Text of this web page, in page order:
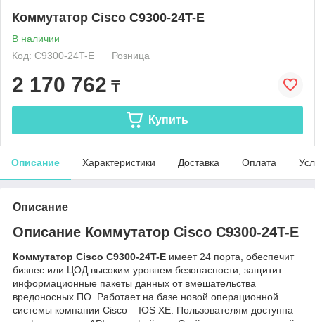
Коммутатор Cisco C9300-24T-E
В наличии
Код: C9300-24T-E
Розница
2 170 762 ₸
Купить
Описание Характеристики Доставка Оплата
Описание
Описание Коммутатор Cisco C9300-24T-E
Коммутатор Cisco C9300-24T-E имеет 24 порта, обеспечит
бизнес или ЦОД высоким уровнем безопасности, защитит
информационные пакеты данных от вмешательства
вредоносных ПО. Работает на базе новой операционной
системы компании Cisco – IOS XE. Пользователям доступна